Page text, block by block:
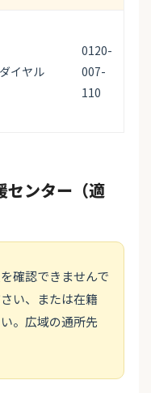
イヤル
0120-
007-
110
センター（適
確認できませんで
い、または在籍
。広域の通所先